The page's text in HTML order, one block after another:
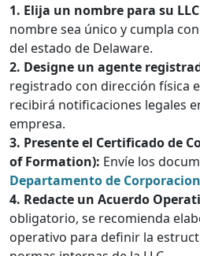
1. Elija un nombre para su
nombre sea único y cumpla
del estado de Delaware.
2. Designe un agente
registrado con dirección física
recibirá notificaciones legales
empresa.
3. Presente el Certificado de
of Formation): Envíe los
Departamento de
4. Redacte un Acuerdo
obligatorio, se recomienda
operativo para definir la